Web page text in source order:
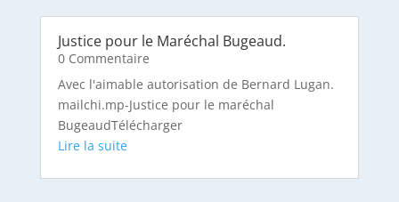
Justice pour le Maréchal Bugeaud.
0 Commentaire
Avec l'aimable autorisation de Bernard Lugan.
mailchi.mp-Justice pour le maréchal
BugeaudTélécharger